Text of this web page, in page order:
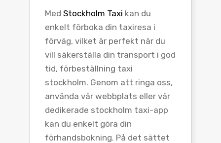
Med Stockholm Taxi kan du
enkelt förboka din taxiresa i
förväg, vilket är perfekt när du
vill säkerställa din transport i god
tid, förbeställning taxi
stockholm. Genom att ringa oss,
använda vår webbplats eller vår
dedikerade stockholm taxi-app
kan du enkelt göra din
förhandsbokning. På det sättet